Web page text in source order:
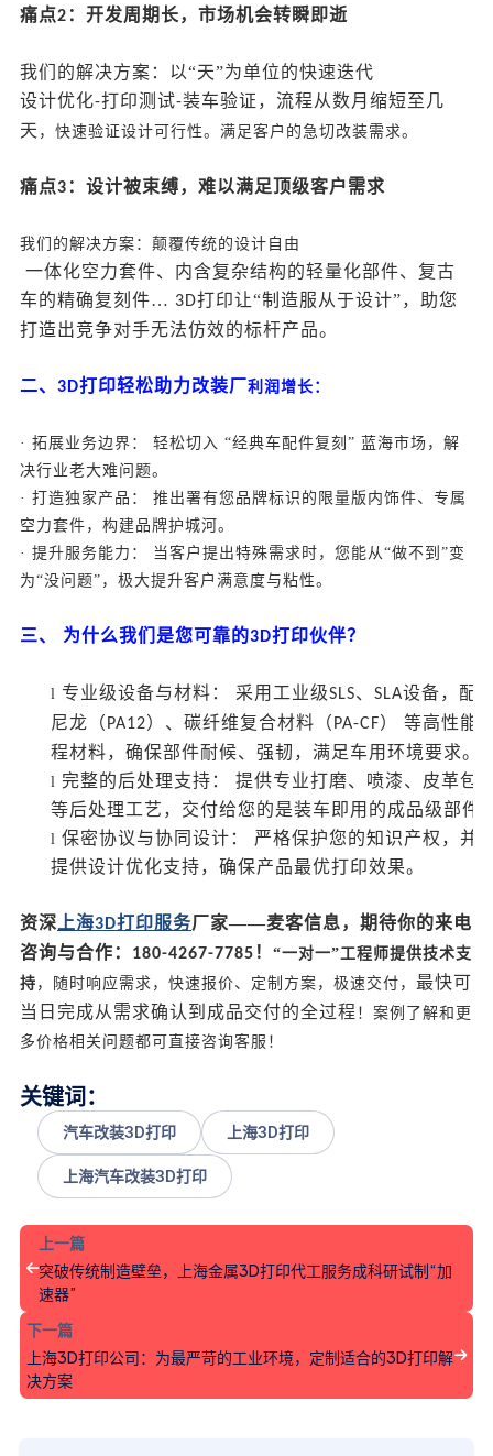
痛点2 ：开发周期长，市场机会转瞬即逝
我们的解决方案：以“天”为单位的快速迭代
设计优化-打印测试-装车验证，流程从数月缩短至几
天 ， 快速验证设计可行性。 满足客户的急切改装需求。
痛点3 ：设计被束缚，难以满足顶级客户需求
我们的解决方案：颠覆传统的设计自由
一体化空力套件、内含复杂结构的轻量化部件、复古
车的精确复刻件… 3D打印让“制造服从于设计”，助您
打造出竞争对手无法仿效的标杆产品。
二、 3D打印轻松助力改装厂利润增长 ：
· 拓展业务边界： 轻松切入 “经典车配件复刻” 蓝海市场，解
决行业老大难问题。
· 打造独家产品： 推出署有您品牌标识的限量版内饰件、专属
空力套件，构建品牌护城河。
· 提升服务能力： 当客户提出特殊需求时，您能从“做不到”变
为“没问题”，极大提升客户满意度与粘性。
三、 为什么我们是您可靠的3D打印伙伴？
l 专业级设备与材料： 采用工业级SLS、 SLA设备，配
尼龙（ PA12）、碳纤维复合材料（ PA-CF） 等高性能
程材料，确保部件耐候、强韧，满足车用环境要求。
l 完整的后处理支持：
提供专业打磨、喷漆、皮革包
等后处理工艺，交付给您的是装车即用的成品级部件
l 保密协议与协同设计：
严格保护您的知识产权，并
提供设计优化支持，确保产品最优打印效果。
资深 上海3D打印服务厂家——麦客信息，期待你的来电
咨询与合作： 180-4267-7785 ！ “一对一”工程师提供技术支
持 ，随时响应需求，快速报价、定制方案，极速交付， 最快可
当日完成从需求确认到成品交付的全过程 ！案例了解和更
多价格相关问题都可直接咨询客服！
关键词：
汽车改装3D打印 上海3D打印
上海汽车改装3D打印
上一篇
突破传统制造壁垒，上海金属3D打印代工服务成科研试制“加
速器”
下一篇
上海3D打印公司：为最严苛的工业环境，定制适合的3D打印解
决方案